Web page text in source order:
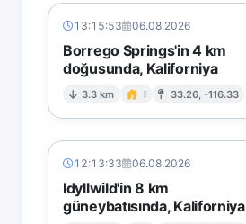
13:15:53 06.08.2026
Borrego Springs'in 4 km
doğusunda, Kaliforniya
3.3 km I 33.26, -116.33
12:13:33 06.08.2026
Idyllwild'in 8 km
güneybatısında, Kaliforniya